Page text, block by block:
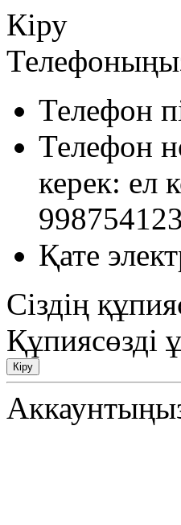
Кіру
Телефон
Телефон
керек: ел
Қате
Сіздің
Құпиясөзді
Кіру